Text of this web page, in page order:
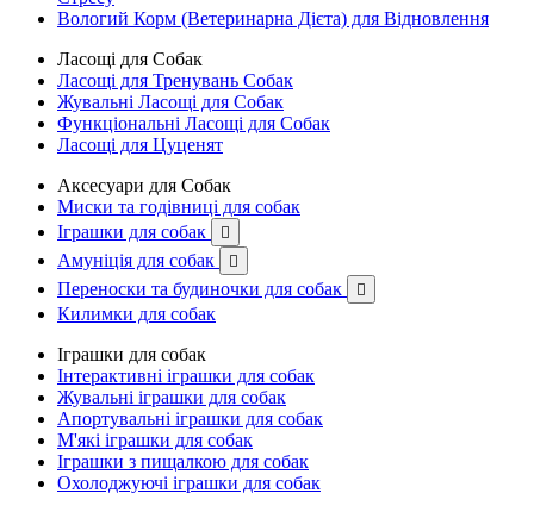
Вологий Корм (Ветеринарна Дієта) для Відновлення
Ласощі для Собак
Ласощі для Тренувань Собак
Жувальні Ласощі для Собак
Функціональні Ласощі для Собак
Ласощі для Цуценят
Аксесуари для Собак
Миски та годівниці для собак
Іграшки для собак

Амуніція для собак 
Переноски та будиночки для собак 
Килимки для собак
Іграшки для собак
Інтерактивні іграшки для собак
Жувальні іграшки для собак
Апортувальні іграшки для собак
М'які іграшки для собак
Іграшки з пищалкою для собак
Охолоджуючі іграшки для собак